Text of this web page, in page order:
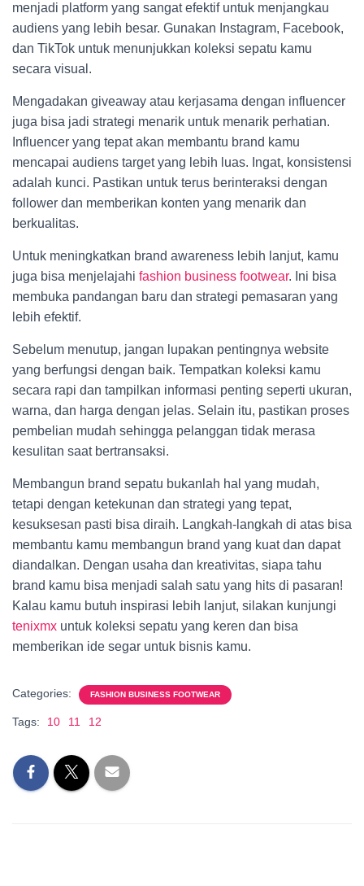
menjadi platform yang sangat efektif untuk menjangkau
audiens yang lebih besar. Gunakan Instagram, Facebook,
dan TikTok untuk menunjukkan koleksi sepatu kamu
secara visual.
Mengadakan giveaway atau kerjasama dengan influencer
juga bisa jadi strategi menarik untuk menarik perhatian.
Influencer yang tepat akan membantu brand kamu
mencapai audiens target yang lebih luas. Ingat, konsistensi
adalah kunci. Pastikan untuk terus berinteraksi dengan
follower dan memberikan konten yang menarik dan
berkualitas.
Untuk meningkatkan brand awareness lebih lanjut, kamu
juga bisa menjelajahi fashion business footwear. Ini bisa
membuka pandangan baru dan strategi pemasaran yang
lebih efektif.
Sebelum menutup, jangan lupakan pentingnya website
yang berfungsi dengan baik. Tempatkan koleksi kamu
secara rapi dan tampilkan informasi penting seperti ukuran,
warna, dan harga dengan jelas. Selain itu, pastikan proses
pembelian mudah sehingga pelanggan tidak merasa
kesulitan saat bertransaksi.
Membangun brand sepatu bukanlah hal yang mudah,
tetapi dengan ketekunan dan strategi yang tepat,
kesuksesan pasti bisa diraih. Langkah-langkah di atas bisa
membantu kamu membangun brand yang kuat dan dapat
diandalkan. Dengan usaha dan kreativitas, siapa tahu
brand kamu bisa menjadi salah satu yang hits di pasaran!
Kalau kamu butuh inspirasi lebih lanjut, silakan kunjungi
tenixmx untuk koleksi sepatu yang keren dan bisa
memberikan ide segar untuk bisnis kamu.
Categories: FASHION BUSINESS FOOTWEAR
Tags: 10 11 12